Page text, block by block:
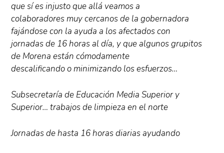
que sí es injusto que allá veamos a
colaboradores muy cercanos de la gobernadora
fajándose con la ayuda a los afectados con
jornadas de 16 horas al día, y que algunos grupitos
de Morena están cómodamente
descalificando o minimizando los esfuerzos…
Subsecretaría de Educación Media Superior y
Superior… trabajos de limpieza en el norte
Jornadas de hasta 16 horas diarias ayudando